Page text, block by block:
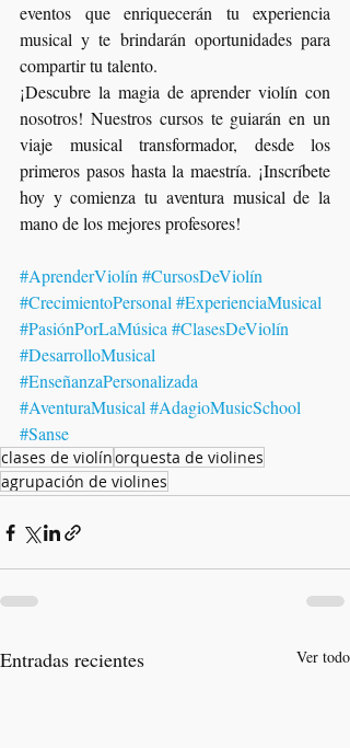
eventos que enriquecerán tu experiencia
musical y te brindarán oportunidades para
compartir tu talento.
¡Descubre la magia de aprender violín con
nosotros! Nuestros cursos te guiarán en un
viaje musical transformador, desde los
primeros pasos hasta la maestría. ¡Inscríbete
hoy y comienza tu aventura musical de la
mano de los mejores profesores!
#AprenderViolín#CursosDeViolín
#CrecimientoPersonal#ExperienciaMusical
#PasiónPorLaMúsica#ClasesDeViolín
#DesarrolloMusical
#EnseñanzaPersonalizada
#AventuraMusical#AdagioMusicSchool
#Sanse
clases de violínorquesta de violines
agrupación de violines
Entradas recientes Ver todo